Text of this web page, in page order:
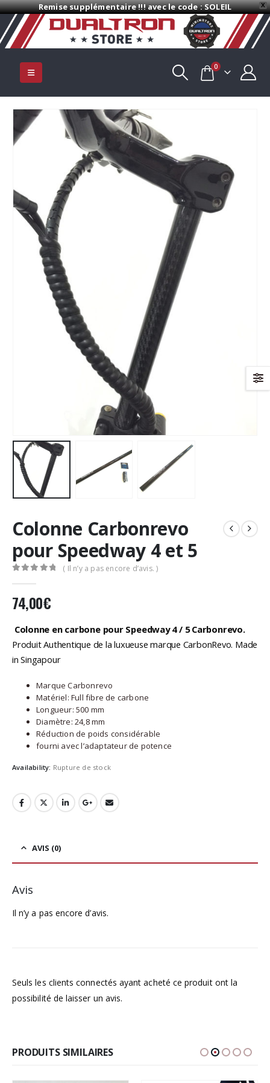
X
Remise supplémentaire !!! avec le code : SOLEIL
0
Colonne Carbonrevo
pour Speedway 4 et 5
( Il n’y a pas encore d’avis. )
74,00€
Colonne en carbone pour Speedway 4 / 5 Carbonrevo.
Produit Authentique de la luxueuse marque CarbonRevo. Made
in Singapour
Marque Carbonrevo
Matériel: Full fibre de carbone
Longueur: 500 mm
Diamètre: 24,8 mm
Réduction de poids considérable
fourni avec l’adaptateur de potence
Availability: Rupture de stock
AVIS (0)
Avis
Il n’y a pas encore d’avis.
Seuls les clients connectés ayant acheté ce produit ont la
possibilité de laisser un avis.
PRODUITS SIMILAIRES